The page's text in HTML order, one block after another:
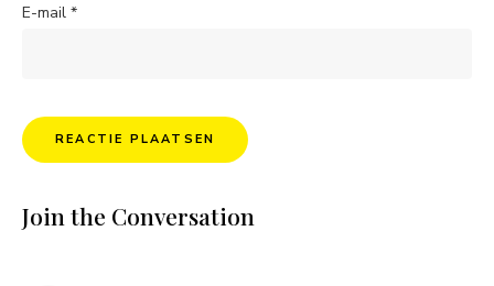
E-mail *
Join the Conversation